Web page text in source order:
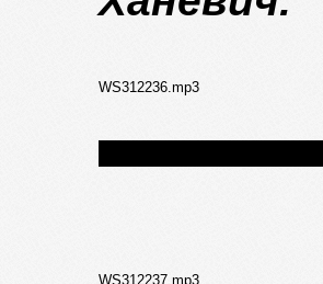
WS312236.mp3
WS312237.mp3